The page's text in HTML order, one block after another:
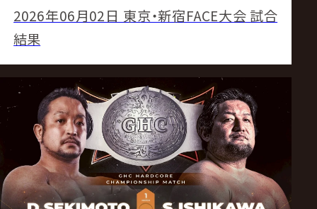
2026年06月02日 東京・新宿FACE大会 試合
結果